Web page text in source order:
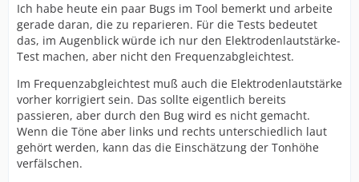
Ich habe heute ein paar Bugs im Tool bemerkt und arbeite
gerade daran, die zu reparieren. Für die Tests bedeutet
das, im Augenblick würde ich nur den Elektrodenlautstärke-
Test machen, aber nicht den Frequenzabgleichtest.
Im Frequenzabgleichtest muß auch die Elektrodenlautstärke
vorher korrigiert sein. Das sollte eigentlich bereits
passieren, aber durch den Bug wird es nicht gemacht.
Wenn die Töne aber links und rechts unterschiedlich laut
gehört werden, kann das die Einschätzung der Tonhöhe
verfälschen.